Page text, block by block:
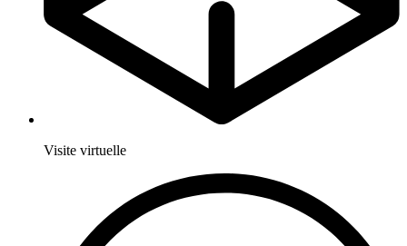
Visite virtuelle